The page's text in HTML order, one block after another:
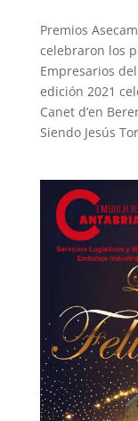
Premios
celebraron los
Empresarios
edición 2021
Canet d’en
Siendo Jesús